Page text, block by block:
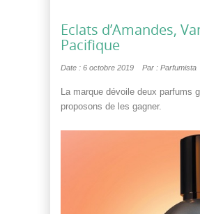
Eclats d’Amandes,
Pacifique
Date : 6 octobre 2019 Par : Parfumista
La marque dévoile deux parfums
proposons de les gagner.